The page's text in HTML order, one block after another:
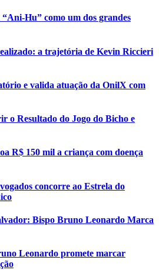
Hu” como um dos grandes
a trajetória de Kevin Riccieri
e valida atuação da OnilX com
o Resultado do Jogo do Bicho e
R$ 150 mil a criança com doença
concorre ao Estrela do
Bispo Bruno Leonardo Marca
Leonardo promete marcar